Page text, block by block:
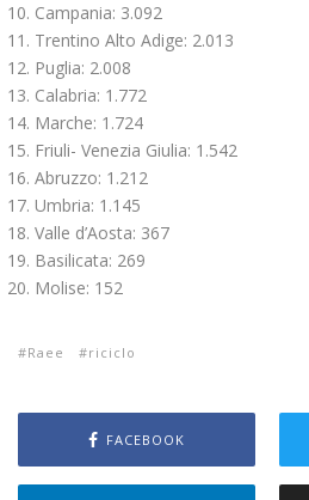
Campania: 3.092
Trentino Alto Adige: 2.013
Puglia: 2.008
Calabria: 1.772
Marche: 1.724
Friuli- Venezia Giulia: 1.542
Abruzzo: 1.212
Umbria: 1.145
Valle d’Aosta: 367
Basilicata: 269
Molise: 152
Raee riciclo
FACEBOOK